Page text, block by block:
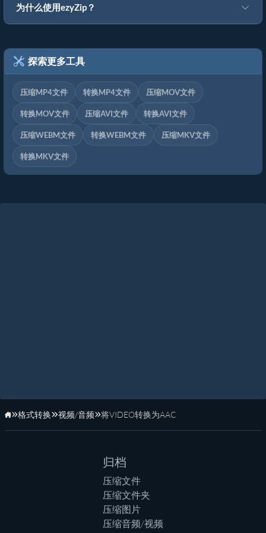
为什么使用ezyZip？
探索更多工具
压缩MP4文件 转换MP4文件 压缩MOV文件
转换MOV文件 压缩AVI文件 转换AVI文件
压缩WEBM文件 转换WEBM文件 压缩MKV文件
转换MKV文件
主页
格式转换 视频/音频 将VIDEO转换为AAC
归档
压缩文件
压缩文件夹
压缩图片
压缩音频/视频